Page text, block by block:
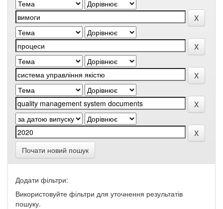
Почати новий пошук
Додати фільтри:
Використовуйте фільтри для уточнення результатів
пошуку.